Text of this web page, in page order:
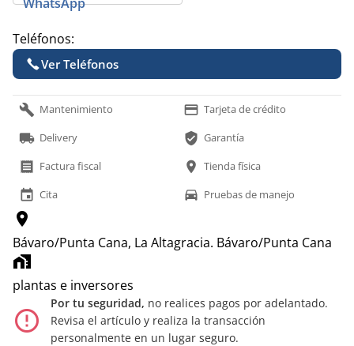
Teléfonos:
Ver Teléfonos
build Mantenimiento payment Tarjeta de crédito
local_shipping Delivery verified_user Garantía
receipt Factura fiscal location_on Tienda física
event Cita time_to_leave Pruebas de manejo
location_on
Bávaro/Punta Cana, La Altagracia. Bávaro/Punta Cana
home_work
plantas e inversores
error_outline
Por tu seguridad, no realices pagos por adelantado.
Revisa el artículo y realiza la transacción
personalmente en un lugar seguro.